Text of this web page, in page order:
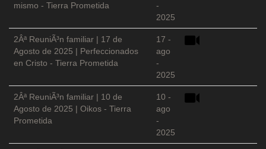
mismo - Tierra Prometida
-
2025
2Âª ReuniÃ³n familiar | 17 de
Agosto de 2025 | Perfeccionados
en Cristo - Tierra Prometida
17 -
ago
-
2025
2Âª ReuniÃ³n familiar | 10 de
Agosto de 2025 | Oikos - Tierra
Prometida
10 -
ago
-
2025